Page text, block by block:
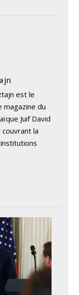
est le
magazine du
Juif David
la